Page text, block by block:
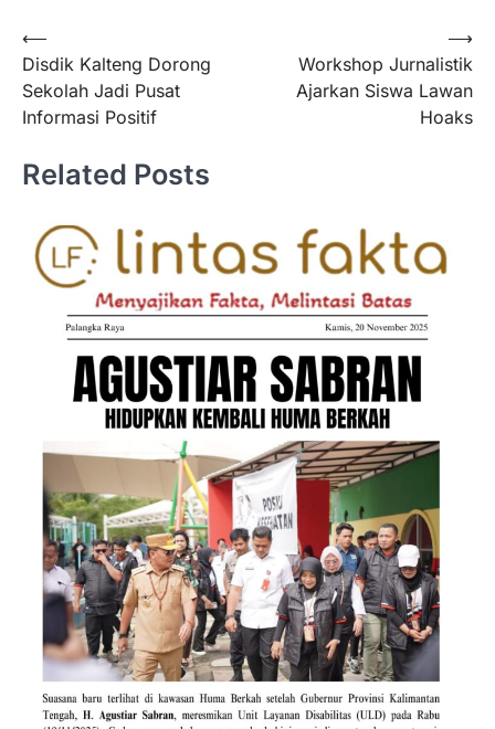
Navigasi
pos
⟵
Disdik Kalteng Dorong
Sekolah Jadi Pusat
Informasi Positif
Workshop Jurnalistik
Ajarkan Siswa Lawan
Hoaks
⟶
Related Posts